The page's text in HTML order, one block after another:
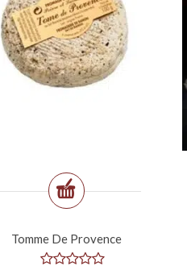
Tomme De Provence